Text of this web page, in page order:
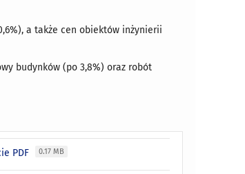
a także cen obiektów inżynierii
budynków (po 3,8%) oraz robót
PDF 0.17 MB